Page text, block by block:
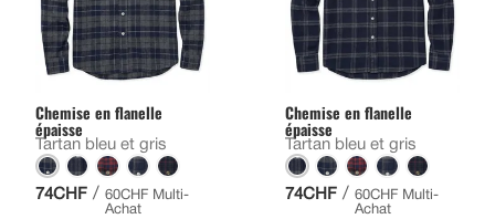
Chemise en flanelle
épaisse
Tartan bleu et gris
74CHF / 60CHF Multi-
Achat
Chemise en flanelle
épaisse
Tartan bleu et gris
74CHF / 60CHF Multi-
Achat